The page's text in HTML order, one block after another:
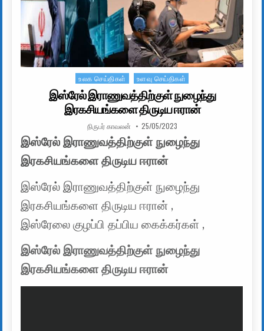
Posted in
உலக செய்திகள் உளவு செய்திகள்
இஸ்ரேல் இராணுவத்திற்குள் நுழைந்து
இரகசியங்களை திருடிய ஈரான்
AUTHOR:
நிருபர் காவலன் PUBLISHED DATE:
25/05/2023
இஸ்ரேல் இராணுவத்திற்குள் நுழைந்து
இரகசியங்களை திருடிய ஈரான்
இஸ்ரேல் இராணுவத்திற்குள் நுழைந்து
இரகசியங்களை திருடிய ஈரான் ,
இஸ்ரேலை குழப்பி தப்பிய கைக்கர்கள் ,
இஸ்ரேல் இராணுவத்திற்குள் நுழைந்து
இரகசியங்களை திருடிய ஈரான்